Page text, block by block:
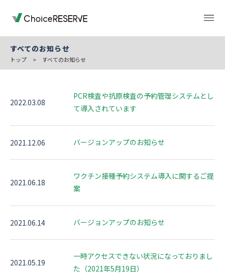
ご利用の流れ
資料ダウンロード
お問い合わせ
すべてのお知らせ
トップ > すべてのお知らせ
2022.03.08
PCR検査や抗原検査の予約管理システムとし
て導入されています
2021.12.06 バージョンアップのお知らせ
2021.06.18
ワクチン接種予約システム導入に関するご提
案
2021.06.14 バージョンアップのお知らせ
2021.05.19
一時アクセスできない状況になっておりまし
た（2021年5月19日）